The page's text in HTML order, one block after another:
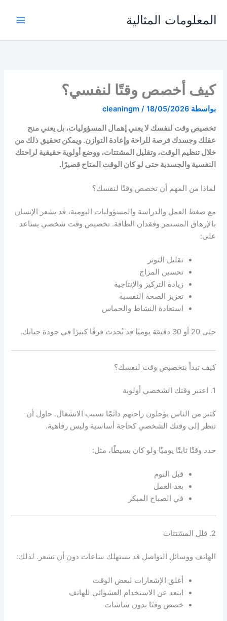
المعلومات المثالية
كيف أخصص وقتًا لنفسي؟
بواسطة cleaningm / 18/05/2026
تخصيص وقت لنفسك لا يعني إهمال المسؤوليات، بل يعني منح
عقلك وجسدك فرصة للراحة وإعادة التوازن. ويمكن تحقيق ذلك من
خلال تنظيم الوقت، وتقليل المشتتات، ووضع أولوية حقيقية لراحتك
النفسية والجسدية حتى لو كان الوقت المتاح قصيرًا.
لماذا من المهم أن تخصص وقتًا لنفسك؟
مع ضغط العمل والدراسة والمسؤوليات اليومية، قد يشعر الإنسان
بالإرهاق المستمر وفقدان الطاقة. تخصيص وقت شخصي يساعد
على:
تقليل التوتر
تحسين المزاج
زيادة التركيز والإنتاجية
تعزيز الصحة النفسية
استعادة النشاط والحماس
حتى 20 أو 30 دقيقة يوميًا قد تُحدث فرقًا كبيرًا في جودة حياتك.
كيف تبدأ بتخصيص وقت لنفسك؟
1. اعتبر وقتك الشخصي أولوية
كثير من الناس يؤجلون راحتهم دائمًا بسبب الانشغال. حاول أن
تنظر إلى وقتك الشخصي كحاجة أساسية وليس رفاهية.
حدد وقتًا ثابتًا يوميًا ولو كان بسيطًا، مثل:
قبل النوم
بعد العمل
في الصباح المبكر
2. قلل المشتتات
الهاتف ووسائل التواصل قد تستهلك ساعات دون أن تشعر. لذلك:
أغلق الإشعارات لبعض الوقت
ابتعد عن الاستخدام العشوائي للهاتف
خصص وقتًا بدون شاشات